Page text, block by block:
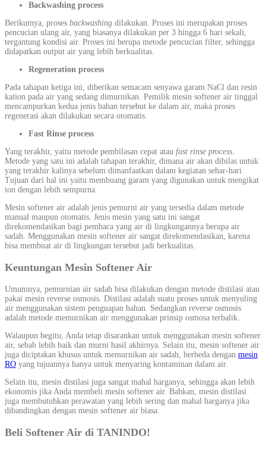
Backwashing process
Berikutnya, proses backwashing dilakukan. Proses ini merupakan proses
pencucian ulang air, yang biasanya dilakukan per 3 hingga 6 hari sekali,
tergantung kondisi air. Proses ini berupa metode pencucian filter, sehingga
didapatkan output air yang lebih berkualitas.
Regeneration process
Pada tahapan ketiga ini, diberikan semacam senyawa garam NaCl dan resin
kation pada air yang sedang dimurnikan. Pemilik mesin softener air tinggal
mencampurkan kedua jenis bahan tersebut ke dalam air, maka proses
regenerasi akan dilakukan secara otomatis.
Fast Rinse process
Yang terakhir, yaitu metode pembilasan cepat atau fast rinse process.
Metode yang satu ini adalah tahapan terakhir, dimana air akan dibilas untuk
yang terakhir kalinya sebelum dimanfaatkan dalam kegiatan sehar-hari.
Tujuan dari hal ini yaitu membuang garam yang digunakan untuk mengikat
ion dengan lebih sempurna.
Mesin softener air adalah jenis pemurni air yang tersedia dalam metode
manual maupun otomatis. Jenis mesin yang satu ini sangat
direkomendasikan bagi pembaca yang air di lingkungannya berupa air
sadah. Menggunakan mesin softener air sangat direkomendasikan, karena
bisa membuat air di lingkungan tersebut jadi berkualitas.
Keuntungan Mesin Softener Air
Umumnya, pemurnian air sadah bisa dilakukan dengan metode distilasi atau
pakai mesin reverse osmosis. Distilasi adalah suatu proses untuk menyuling
air menggunakan sistem penguapan bahan. Sedangkan reverse osmosis
adalah metode memurnikan air menggunakan prinsip osmosa terbalik.
Walaupun begitu, Anda tetap disarankan untuk menggunakan mesin softener
air, sebab lebih baik dan murni hasil akhirnya. Selain itu, mesin softener air
juga diciptakan khusus untuk memurnikan air sadah, berbeda dengan mesin
RO yang tujuannya hanya untuk menyaring kontaminan dalam air.
Selain itu, mesin distilasi juga sangat mahal harganya, sehingga akan lebih
ekonomis jika Anda membeli mesin softener air. Bahkan, mesin distilasi
juga membutuhkan perawatan yang lebih sering dan mahal harganya jika
dibandingkan dengan mesin softener air biasa.
Beli Softener Air di TANINDO!